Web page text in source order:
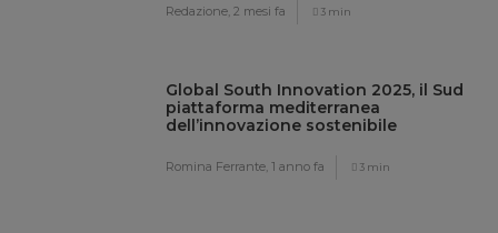
Redazione,2 mesi fa 3 min
Global South Innovation 2025, il Sud
piattaforma mediterranea
dell’innovazione sostenibile
Romina Ferrante,1 anno fa 3 min